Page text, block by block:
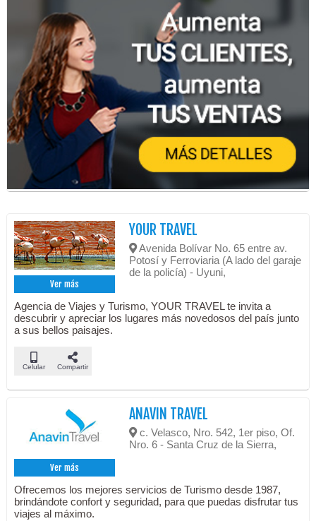
Ver más
YOUR TRAVEL
Avenida Bolívar No. 65 entre av.
Potosí y Ferroviaria (A lado del garaje
de la policía) - Uyuni,
Agencia de Viajes y Turismo, YOUR TRAVEL te invita a
descubrir y apreciar los lugares más novedosos del país junto
a sus bellos paisajes.
Celular Compartir
Ver más
ANAVIN TRAVEL
c. Velasco, Nro. 542, 1er piso, Of.
Nro. 6 - Santa Cruz de la Sierra,
Ofrecemos los mejores servicios de Turismo desde 1987,
brindándote confort y seguridad, para que puedas disfrutar tus
viajes al máximo.